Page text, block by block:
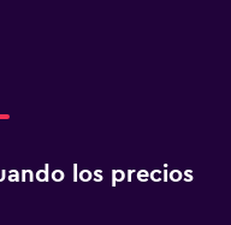
los precios